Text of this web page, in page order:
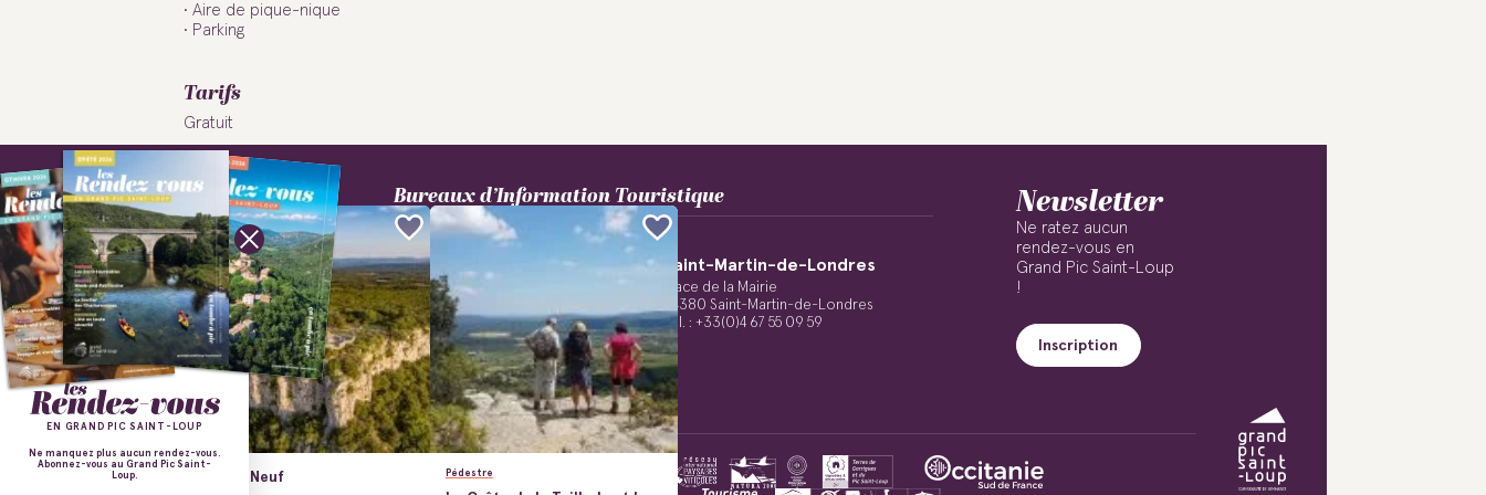
Aire de pique-nique
Parking
Tarifs
Gratuit
En savoir plus
Le Mas Neuf Pédestre
Suivez-nous !
Bureaux d’Information Touristique
Saint-Clément-de-Rivière
290 Parc de Saint-Sauveur
34980 Saint-Clément-de-Rivière
Tél. : +33 (0)4 48 20 05 28
Saint-Martin-de-Londres
Place de la Mairie
34380 Saint-Martin-de-Londres
Tél. : +33(0)4 67 55 09 59
Newsletter
Ne ratez aucun
rendez-vous en
Grand Pic Saint-Loup
!
Inscription
Politique de confidentialité
EN GRAND PIC SAINT-LOUP
Ne manquez plus aucun rendez-vous.
Abonnez-vous au Grand Pic Saint-
Loup.